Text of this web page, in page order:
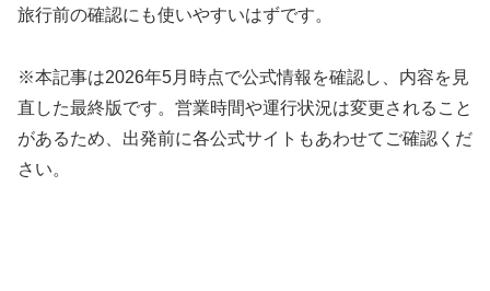
旅行前の確認にも使いやすいはずです。
※本記事は2026年5月時点で公式情報を確認し、内容を見
直した最終版です。営業時間や運行状況は変更されること
があるため、出発前に各公式サイトもあわせてご確認くだ
さい。